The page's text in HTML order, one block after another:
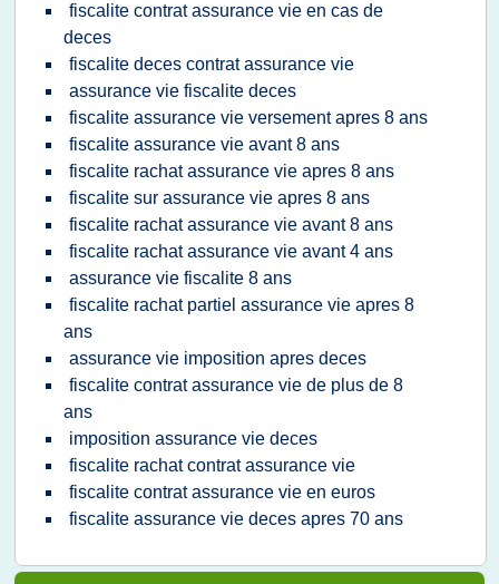
fiscalite contrat assurance vie en cas de
deces
fiscalite deces contrat assurance vie
assurance vie fiscalite deces
fiscalite assurance vie versement apres 8 ans
fiscalite assurance vie avant 8 ans
fiscalite rachat assurance vie apres 8 ans
fiscalite sur assurance vie apres 8 ans
fiscalite rachat assurance vie avant 8 ans
fiscalite rachat assurance vie avant 4 ans
assurance vie fiscalite 8 ans
fiscalite rachat partiel assurance vie apres 8
ans
assurance vie imposition apres deces
fiscalite contrat assurance vie de plus de 8
ans
imposition assurance vie deces
fiscalite rachat contrat assurance vie
fiscalite contrat assurance vie en euros
fiscalite assurance vie deces apres 70 ans